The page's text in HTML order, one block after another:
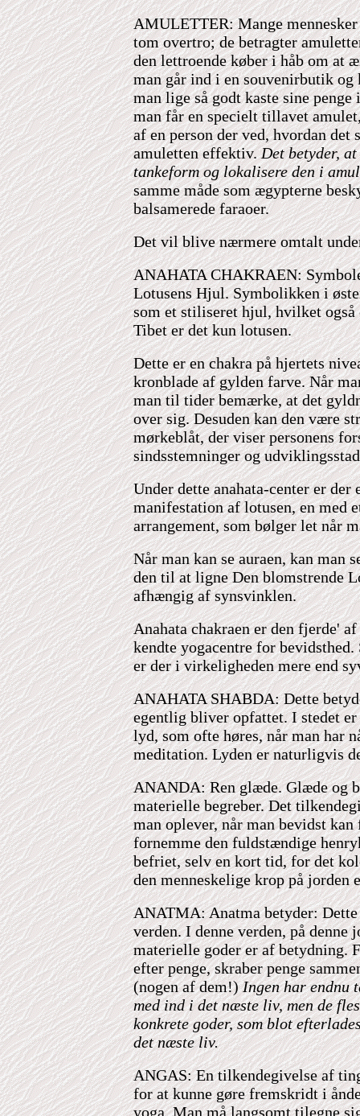
AMULETTER: Mange
tom overtro; de betragter
den lettroende køber i håb om at
man går ind i en souvenirbutik og
man lige så godt kaste sine
man får en specielt tillavet
af en person der ved, hvordan det
amuletten effektiv.Det betyder,
tankeform og lokalisere den i
samme måde som ægypterne
balsamerede faraoer.
Det vil blive nærmere omtalt
ANAHATA CHAKRAEN:
Lotusens Hjul. Symbolikken i
som et stiliseret hjul, hvilket
Tibet er det kun lotusen.
Dette er en chakra på hjertets
kronblade af gylden farve. Når
man til tider bemærke, at det
over sig. Desuden kan den være
mørkeblåt, der viser personens
sindsstemninger og
Under dette anahata-center er der
manifestation af lotusen, en med
arrangement, som bølger let når
Når man kan se auraen, kan man
den til at ligne Den blomstrende
afhængig af synsvinklen.
Anahata chakraen er den fjerde'
kendte yogacentre for
er der i virkeligheden mere end
ANAHATA SHABDA: Dette
egentlig bliver opfattet. I stedet
lyd, som ofte høres, når man har
meditation. Lyden er naturligvis
ANANDA: Ren glæde. Glæde og
materielle begreber. Det
man oplever, når man bevidst
fornemme den fuldstændige
befriet, selv en kort tid, for det
den menneskelige krop på jorden
ANATMA: Anatma betyder:
verden. I denne verden, på denne
materielle goder er af betydning.
efter penge, skraber penge
(nogen af dem!)Ingen har endnu
med ind i det næste liv, men de
konkrete goder, som blot
det næste liv.
ANGAS: En tilkendegivelse af
for at kunne gøre fremskridt i
yoga. Man må langsomt tilegne